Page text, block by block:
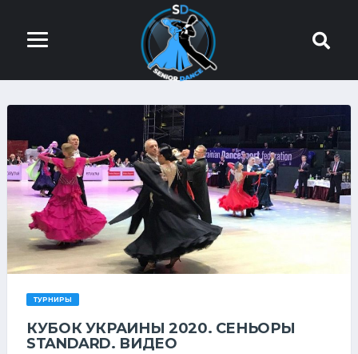
ТУРНИРЫ
КУБОК УКРАИНЫ 2020. СЕНЬОРЫ
STANDARD. ВИДЕО